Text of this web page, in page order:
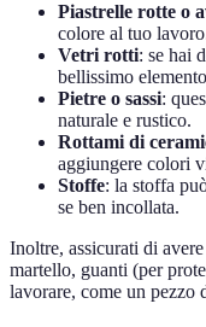
Piastrelle rotte o
colore al tuo
Vetri rotti: se hai
bellissimo
Pietre o sassi:
naturale e rustico.
Rottami di
aggiungere colori
Stoffe: la stoffa
se ben incollata.
Inoltre, assicurati di
martello, guanti (per
lavorare, come un pezzo